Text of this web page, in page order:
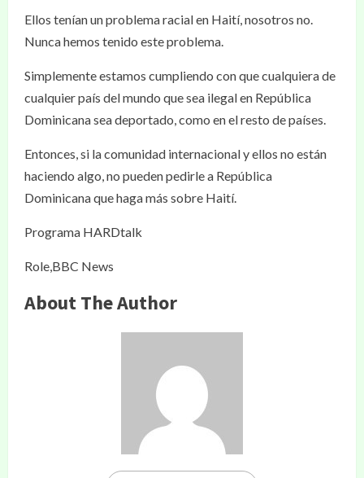
Ellos tenían un problema racial en Haití, nosotros no.
Nunca hemos tenido este problema.
Simplemente estamos cumpliendo con que cualquiera de
cualquier país del mundo que sea ilegal en República
Dominicana sea deportado, como en el resto de países.
Entonces, si la comunidad internacional y ellos no están
haciendo algo, no pueden pedirle a República
Dominicana que haga más sobre Haití.
Programa HARDtalk
Role,BBC News
About The Author